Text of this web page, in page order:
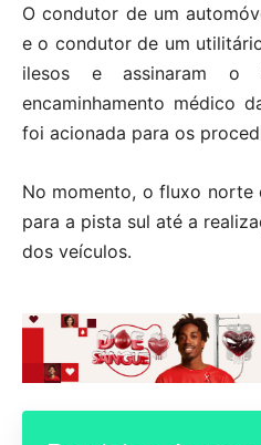
O condutor de um
e o condutor de um
ilesos e assinaram o
encaminhamento médico
foi acionada para os
No momento, o fluxo norte
para a pista sul até a
dos veículos.